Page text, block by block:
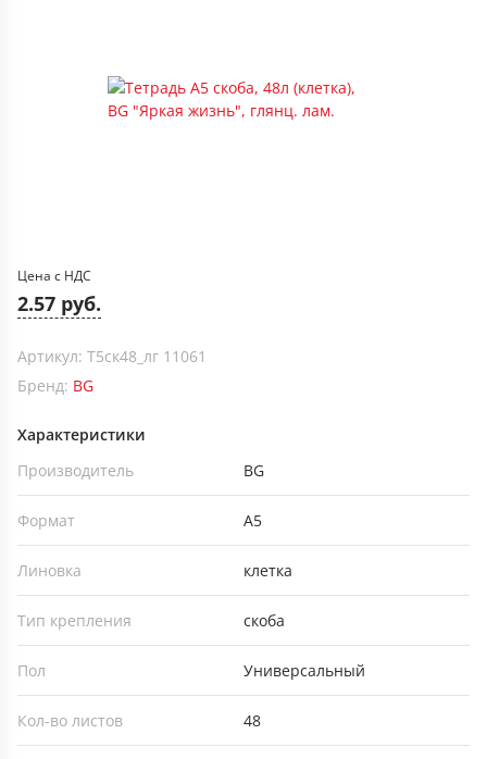
Цена с НДС
2.57 руб.
Артикул: Т5ск48_лг 11061
Бренд: BG
Характеристики
Производитель
BG
Формат А5
Линовка клетка
Тип крепления скоба
Пол Универсальный
Кол-во листов 48